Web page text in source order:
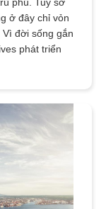
ở đây chỉ vỏn
đời sống gắn
phát triển
hình dịch vụ
triệu lượt khách
lịch Việt. Vé
trong tình trạng
Vietsense
cách săn vé